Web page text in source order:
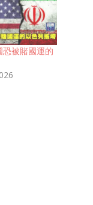
被賭國運的